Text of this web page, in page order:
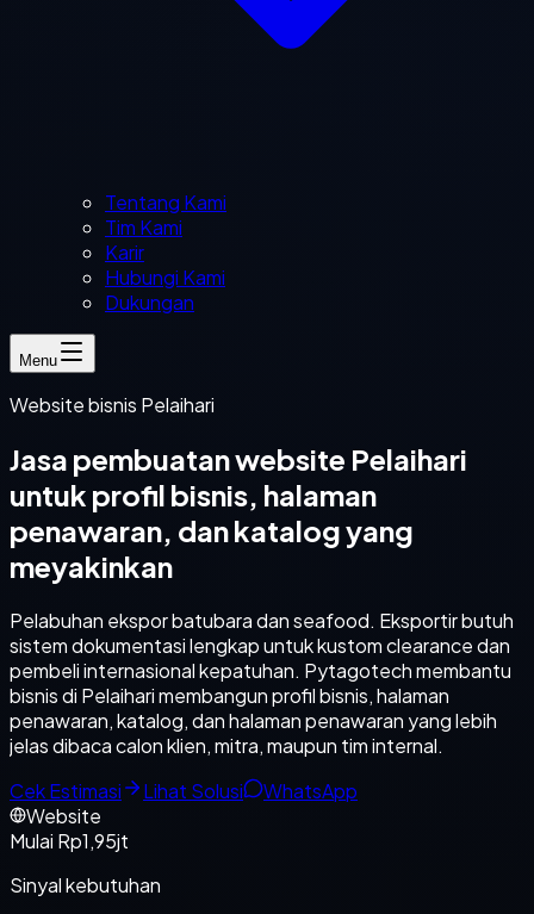
Tentang Kami
Tim Kami
Karir
Hubungi Kami
Dukungan
Menu
Website bisnis Pelaihari
Jasa pembuatan website Pelaihari
untuk profil bisnis, halaman
penawaran, dan katalog yang
meyakinkan
Pelabuhan ekspor batubara dan seafood. Eksportir butuh
sistem dokumentasi lengkap untuk kustom clearance dan
pembeli internasional kepatuhan. Pytagotech membantu
bisnis di Pelaihari membangun profil bisnis, halaman
penawaran, katalog, dan halaman penawaran yang lebih
jelas dibaca calon klien, mitra, maupun tim internal.
Cek Estimasi
Lihat Solusi
WhatsApp
Website
Mulai Rp1,95jt
Sinyal kebutuhan